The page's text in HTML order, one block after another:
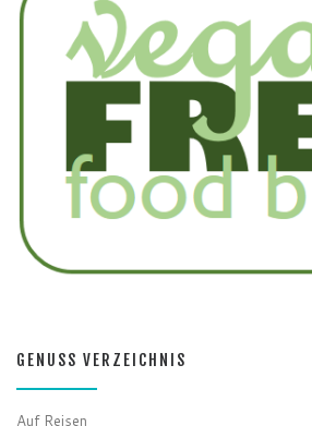
GENUSS VERZEICHNIS
Auf Reisen